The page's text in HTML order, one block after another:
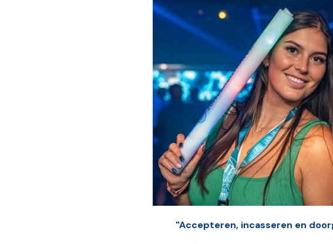
"Accepteren, incasseren en